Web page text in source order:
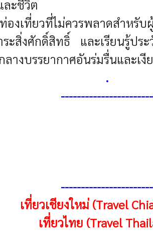
ละชีวิต
ที่ยวที่ไม่ควรพลาดสำหรับ
ะสิ่งศักดิ์สิทธิ์ และเรียนรู้ป
างบรรยากาศอันร่มรื่นและเงี
.
-----------------------
-----------------------
เที่ยวเชียงใหม่ (Travel
เที่ยวไทย (Travel